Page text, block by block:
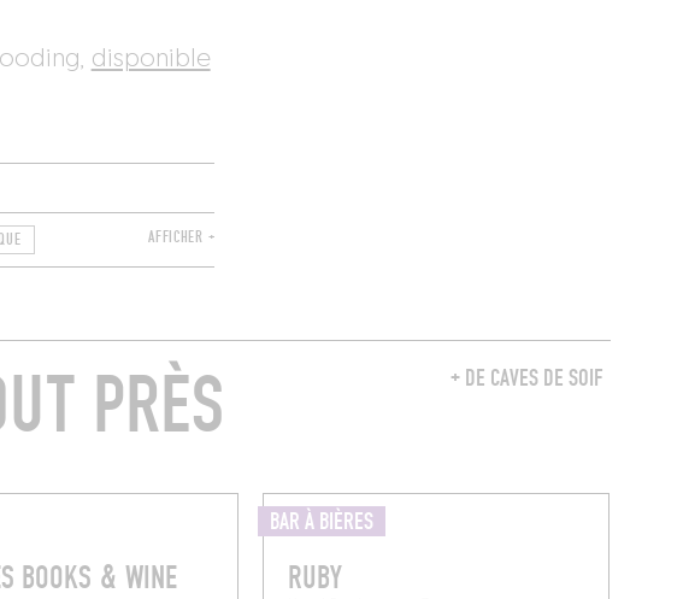
disponible
AFFICHER +
+ DE CAVES DE SOIF
PRÈS
BOOKS & WINE
BAR À BIÈRES
RUBY